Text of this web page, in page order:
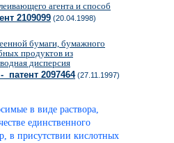
агента и способ
2109099 (20.04.1998)
бумаги, бумажного
продуктов из
дисперсия
- патент 2097464(27.11.1997)
в виде раствора,
единственного
в присутствии кислотных